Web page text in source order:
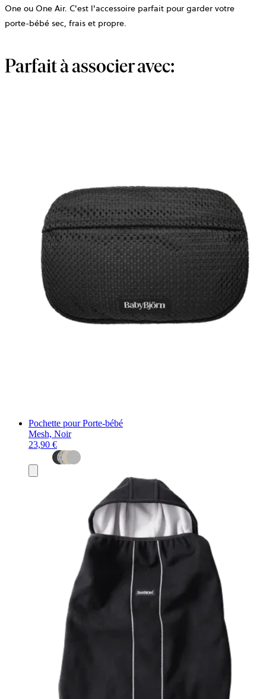
One ou One Air. C'est l'accessoire parfait pour garder votre
porte-bébé sec, frais et propre.
Parfait à associer avec:
Pochette pour Porte-bébé
Mesh, Noir
23,90 €
au